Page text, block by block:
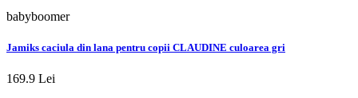
babyboomer
Jamiks caciula din lana pentru copii CLAUDINE culoarea gri
169.9 Lei